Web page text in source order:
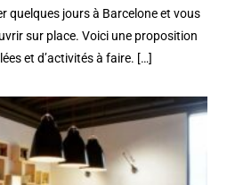
quelques jours à Barcelone et vous
sur place. Voici une proposition
et d’activités à faire. […]